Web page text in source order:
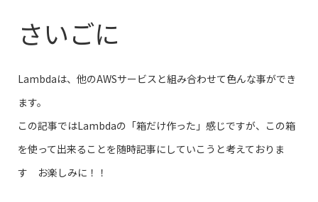
さいごに
Lambdaは、他のAWSサービスと組み合わせて色んな事ができ
ます。
この記事ではLambdaの「箱だけ作った」感じですが、この箱
を使って出来ることを随時記事にしていこうと考えておりま
す お楽しみに！！